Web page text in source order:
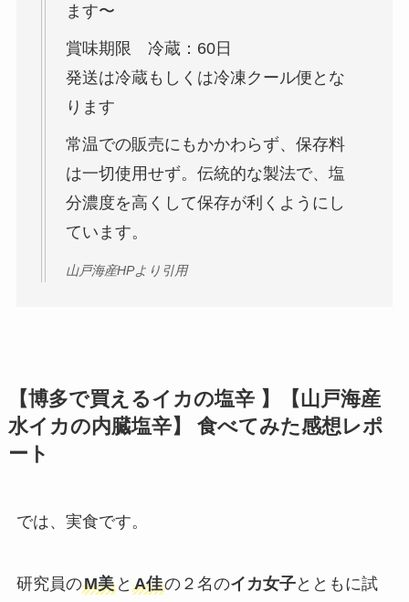
ます〜
賞味期限 冷蔵：60日
発送は冷蔵もしくは冷凍クール便とな
ります
常温での販売にもかかわらず、保存料
は一切使用せず。伝統的な製法で、塩
分濃度を高くして保存が利くようにし
ています。
山戸海産HPより引用
【博多で買えるイカの塩辛 】【山戸海産
水イカの内臓塩辛】 食べてみた感想レポ
ート
では、実食です。
研究員のM美と A佳の２名のイカ女子とともに試